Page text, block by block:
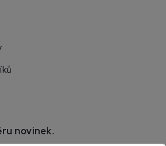
novinek.